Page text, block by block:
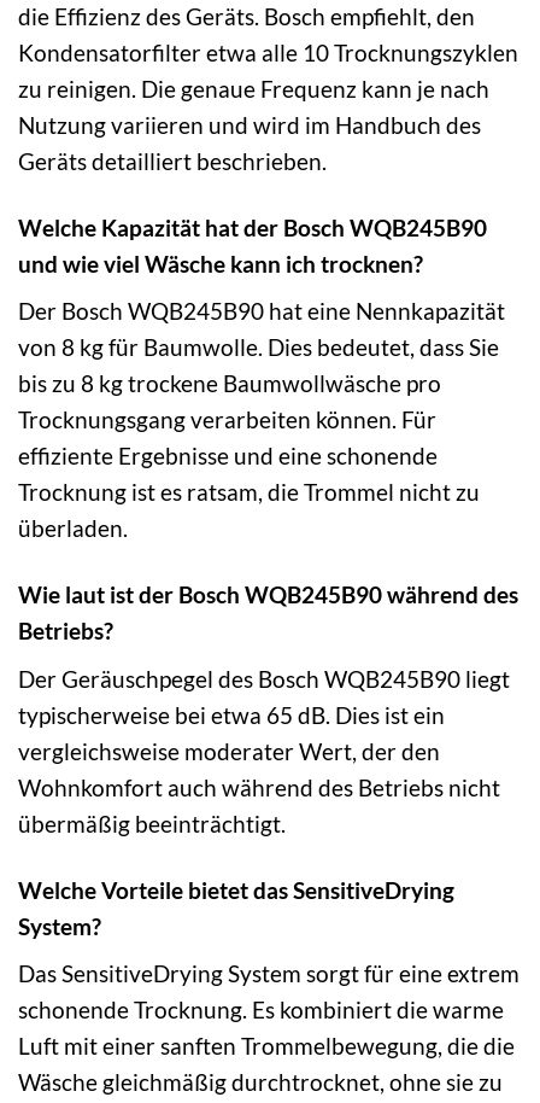
die Effizienz des Geräts. Bosch empfiehlt, den
Kondensatorfilter etwa alle 10 Trocknungszyklen
zu reinigen. Die genaue Frequenz kann je nach
Nutzung variieren und wird im Handbuch des
Geräts detailliert beschrieben.
Welche Kapazität hat der Bosch WQB245B90
und wie viel Wäsche kann ich trocknen?
Der Bosch WQB245B90 hat eine Nennkapazität
von 8 kg für Baumwolle. Dies bedeutet, dass Sie
bis zu 8 kg trockene Baumwollwäsche pro
Trocknungsgang verarbeiten können. Für
effiziente Ergebnisse und eine schonende
Trocknung ist es ratsam, die Trommel nicht zu
überladen.
Wie laut ist der Bosch WQB245B90 während des
Betriebs?
Der Geräuschpegel des Bosch WQB245B90 liegt
typischerweise bei etwa 65 dB. Dies ist ein
vergleichsweise moderater Wert, der den
Wohnkomfort auch während des Betriebs nicht
übermäßig beeinträchtigt.
Welche Vorteile bietet das SensitiveDrying
System?
Das SensitiveDrying System sorgt für eine extrem
schonende Trocknung. Es kombiniert die warme
Luft mit einer sanften Trommelbewegung, die die
Wäsche gleichmäßig durchtrocknet, ohne sie zu